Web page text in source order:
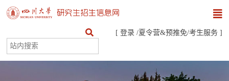
[ 登录 /夏令营&预推免/考生服务 ]